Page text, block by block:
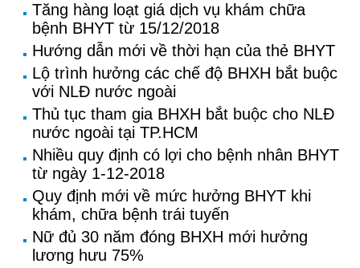
Tăng hàng loạt giá dịch vụ khám chữa
bệnh BHYT từ 15/12/2018
Hướng dẫn mới về thời hạn của thẻ BHYT
Lộ trình hưởng các chế độ BHXH bắt buộc
với NLĐ nước ngoài
Thủ tục tham gia BHXH bắt buộc cho NLĐ
nước ngoài tại TP.HCM
Nhiều quy định có lợi cho bệnh nhân BHYT
từ ngày 1-12-2018
Quy định mới về mức hưởng BHYT khi
khám, chữa bệnh trái tuyến
Nữ đủ 30 năm đóng BHXH mới hưởng
lương hưu 75%